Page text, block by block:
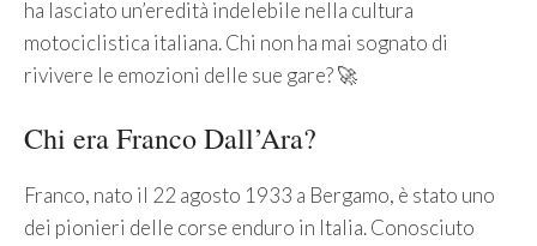
ha lasciato un’eredità indelebile nella cultura
motociclistica italiana. Chi non ha mai sognato di
rivivere le emozioni delle sue gare? 🚀
Chi era Franco Dall’Ara?
Franco, nato il 22 agosto 1933 a Bergamo, è stato uno
dei pionieri delle corse enduro in Italia. Conosciuto